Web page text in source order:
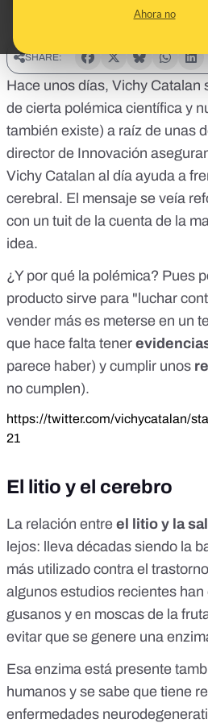
Ahora no
SHARE:
Hace unos días, Vichy Catalan
de cierta polémica científica y
también existe) a raíz de unas
director de Innovación
Vichy Catalan al día ayuda a
cerebral. El mensaje se veía
con un tuit de la cuenta de la
idea.
¿Y por qué la polémica? Pues
producto sirve para "luchar
vender más es meterse en un
que hace falta tener
parece haber) y cumplir unos
no cumplen).
https://twitter.com/vichycatalan/
21
El litio y el cerebro
La relación entre el litio y la
lejos: lleva décadas siendo la
más utilizado contra el
algunos estudios recientes
gusanos y en moscas de la
evitar que se genere una
Esa enzima está presente
humanos y se sabe que tiene
enfermedades